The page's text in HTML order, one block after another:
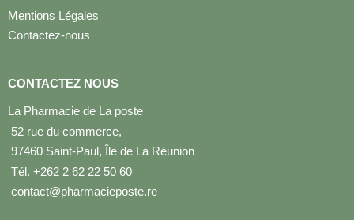
Mentions Légales
Contactez-nous
CONTACTEZ NOUS
La Pharmacie de La poste
52 rue du commerce,
97460 Saint-Paul, Île de La Réunion
Tél. +262 2 62 22 50 60
contact@pharmacieposte.re